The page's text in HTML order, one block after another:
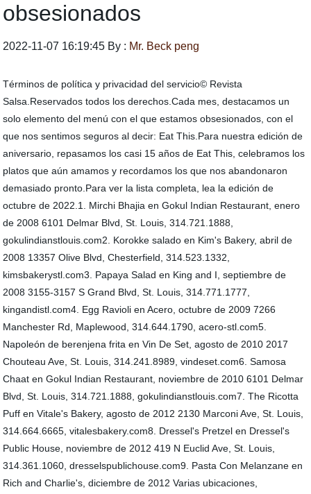
obsesionados
2022-11-07 16:19:45 By : Mr. Beck peng
Términos de política y privacidad del servicio© Revista
Salsa.Reservados todos los derechos.Cada mes, destacamos un
solo elemento del menú con el que estamos obsesionados, con el
que nos sentimos seguros al decir: Eat This.Para nuestra edición de
aniversario, repasamos los casi 15 años de Eat This, celebramos los
platos que aún amamos y recordamos los que nos abandonaron
demasiado pronto.Para ver la lista completa, lea la edición de
octubre de 2022.1. Mirchi Bhajia en Gokul Indian Restaurant, enero
de 2008 6101 Delmar Blvd, St. Louis, 314.721.1888,
gokulindianstlouis.com2. Korokke salado en Kim's Bakery, abril de
2008 13357 Olive Blvd, Chesterfield, 314.523.1332,
kimsbakerystl.com3. Papaya Salad en King and I, septiembre de
2008 3155-3157 S Grand Blvd, St. Louis, 314.771.1777,
kingandistl.com4. Egg Ravioli en Acero, octubre de 2009 7266
Manchester Rd, Maplewood, 314.644.1790, acero-stl.com5.
Napoleón de berenjena frita en Vin De Set, agosto de 2010 2017
Chouteau Ave, St. Louis, 314.241.8989, vindeset.com6. Samosa
Chaat en Gokul Indian Restaurant, noviembre de 2010 6101 Delmar
Blvd, St. Louis, 314.721.1888, gokulindianstlouis.com7. The Ricotta
Puff en Vitale's Bakery, agosto de 2012 2130 Marconi Ave, St. Louis,
314.664.6665, vitalesbakery.com8. Dressel's Pretzel en Dressel's
Public House, noviembre de 2012 419 N Euclid Ave, St. Louis,
314.361.1060, dresselspublichouse.com9. Pasta Con Melanzane en
Rich and Charlie's, diciembre de 2012 Varias ubicaciones,